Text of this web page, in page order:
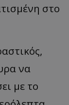
στο
να
με το